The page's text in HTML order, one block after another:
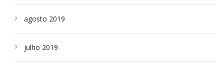
agosto 2019
julho 2019